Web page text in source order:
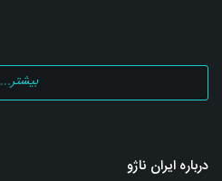
بیشتر...
درباره ایران ناژو